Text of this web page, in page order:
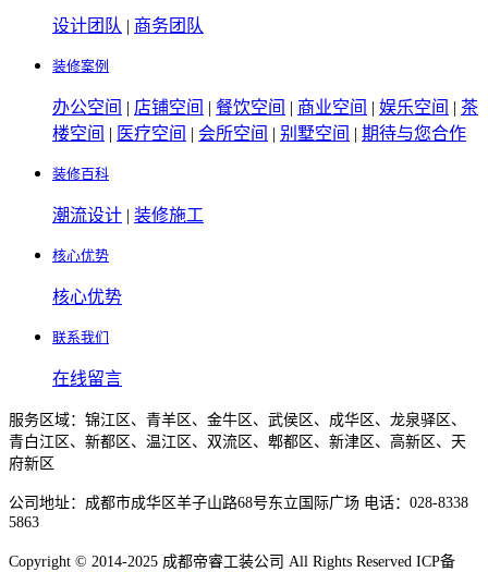
设计团队 | 商务团队
装修案例
办公空间 | 店铺空间 | 餐饮空间 | 商业空间 | 娱乐空间 | 茶
楼空间 | 医疗空间 | 会所空间 | 别墅空间 | 期待与您合作
装修百科
潮流设计 | 装修施工
核心优势
核心优势
联系我们
在线留言
服务区域：锦江区、青羊区、金牛区、武侯区、成华区、龙泉驿区、
青白江区、新都区、温江区、双流区、郫都区、新津区、高新区、天
府新区
公司地址：成都市成华区羊子山路68号东立国际广场 电话：028-8338
5863
Copyright © 2014-2025 成都帝睿工装公司 All Rights Reserved ICP备